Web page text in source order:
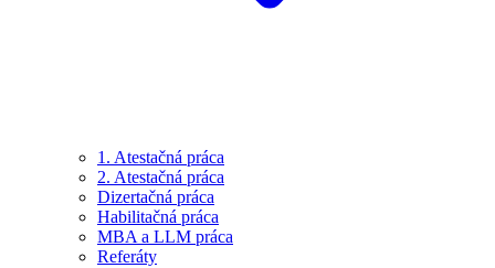
1. Atestačná práca
2. Atestačná práca
Dizertačná práca
Habilitačná práca
MBA a LLM práca
Referáty